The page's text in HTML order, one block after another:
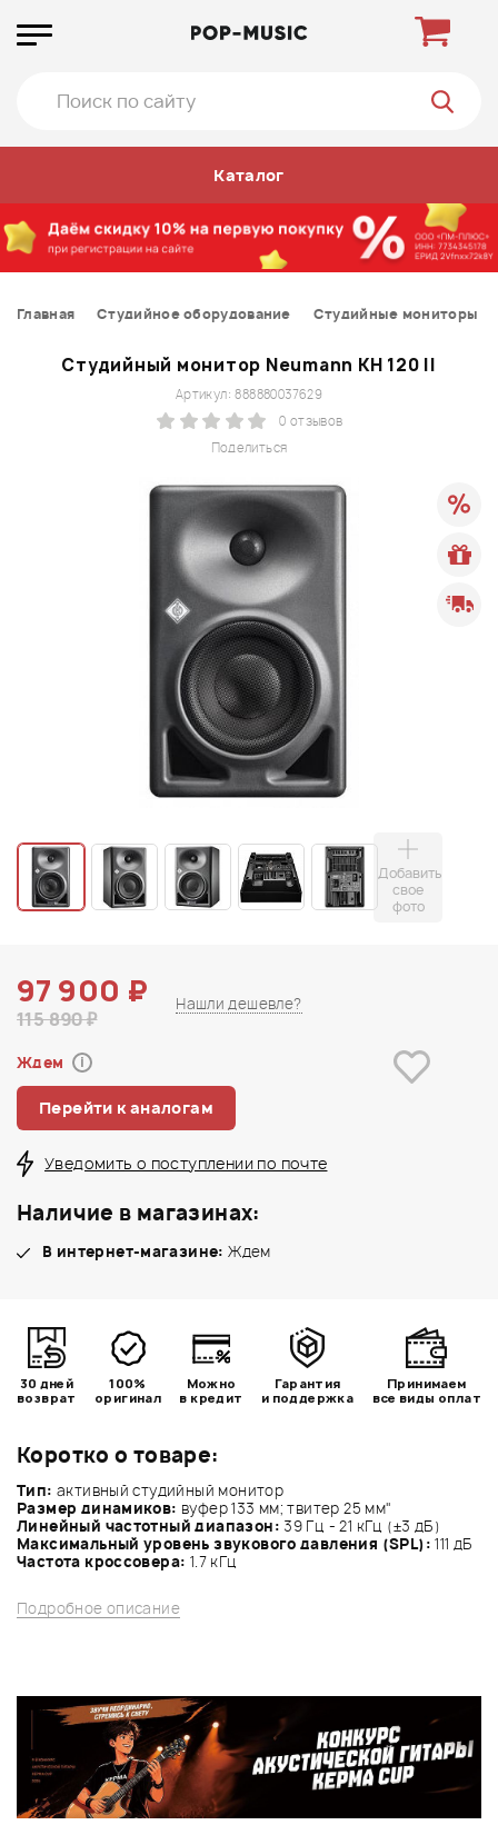
Каталог
Главная Студийное оборудование Студийные мониторы
Студийный монитор Neumann KH 120 II
Поделиться
Артикул: 888880037629
0 отзывов
Добавить
свое
фото
Коротко о товаре:
Тип: активный студийный монитор
Размер динамиков: вуфер 133 мм; твитер 25 мм"
Линейный частотный диапазон: 39 Гц - 21 кГц (±3 дБ)
Максимальный уровень звукового давления (SPL):111 дБ
Частота кроссовера: 1.7 кГц
Подробное описание
97 900 ₽
115 890 ₽
Нашли дешевле?
Ждем i
Перейти к аналогам
Уведомить о поступлении по почте
Наличие в магазинах:
В интернет-магазине: Ждем
30 дней
возврат
100%
оригинал
Можно
в кредит
Гарантия
и поддержка
Принимаем
все виды оплат